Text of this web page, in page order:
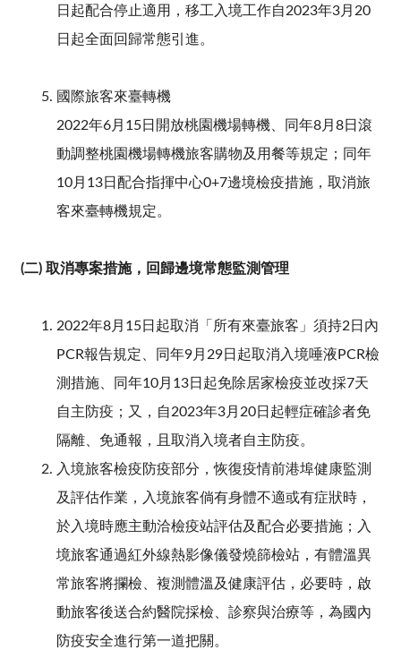
日起配合停止適用，移工入境工作自2023年3月20
日起全面回歸常態引進。
國際旅客來臺轉機
2022年6月15日開放桃園機場轉機、同年8月8日滾
動調整桃園機場轉機旅客購物及用餐等規定；同年
10月13日配合指揮中心0+7邊境檢疫措施，取消旅
客來臺轉機規定。
(二) 取消專案措施，回歸邊境常態監測管理
2022年8月15日起取消「所有來臺旅客」須持2日內
PCR報告規定、同年9月29日起取消入境唾液PCR檢
測措施、同年10月13日起免除居家檢疫並改採7天
自主防疫；又，自2023年3月20日起輕症確診者免
隔離、免通報，且取消入境者自主防疫。
入境旅客檢疫防疫部分，恢復疫情前港埠健康監測
及評估作業，入境旅客倘有身體不適或有症狀時，
於入境時應主動洽檢疫站評估及配合必要措施；入
境旅客通過紅外線熱影像儀發燒篩檢站，有體溫異
常旅客將攔檢、複測體溫及健康評估，必要時，啟
動旅客後送合約醫院採檢、診察與治療等，為國內
防疫安全進行第一道把關。